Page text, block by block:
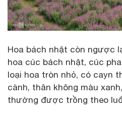
Hoa bách nhật còn ngược
hoa cúc bách nhật, cúc
loại hoa tròn nhỏ, có cayn
cành, thân không màu
thường được trồng theo